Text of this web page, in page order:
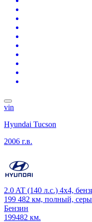
vin
Hyundai Tucson
2006 г.в.
2.0 AT (140 л.с.) 4x4,
199 482 км, полный,
Бензин
199482 км.